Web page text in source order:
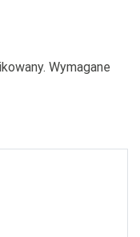
Wymagane